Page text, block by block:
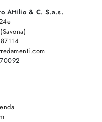
Attilio & C. S.a.s.